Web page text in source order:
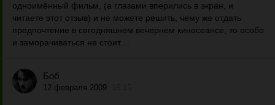
одноимённый фильм, (а глазами вперились в экран, и
читаете этот отзыв) и не можете решить, чему же отдать
предпочтение в сегодняшнем вечернем киносеансе, то особо
и заморачиваться не стоит....
Боб
12 февраля 2009